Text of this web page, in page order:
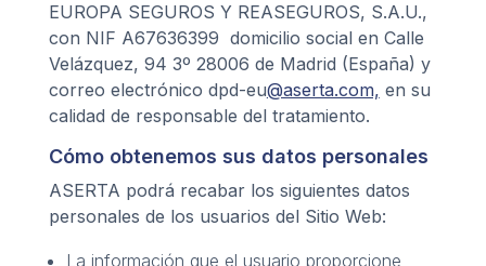
EUROPA SEGUROS Y REASEGUROS, S.A.U.,
con NIF A67636399 domicilio social en Calle
Velázquez, 94 3º 28006 de Madrid (España) y
correo electrónico dpd-eu@aserta.com, en su
calidad de responsable del tratamiento.
Cómo obtenemos sus datos personales
ASERTA podrá recabar los siguientes datos
personales de los usuarios del Sitio Web:
La información que el usuario proporcione